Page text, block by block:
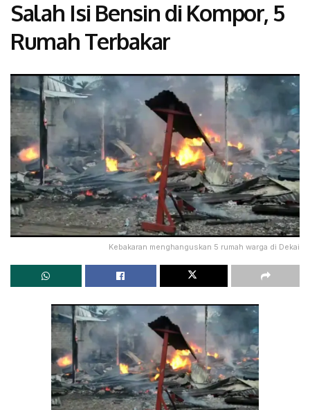
Salah Isi Bensin di Kompor, 5
Rumah Terbakar
Kebakaran menghanguskan 5 rumah warga di Dekai